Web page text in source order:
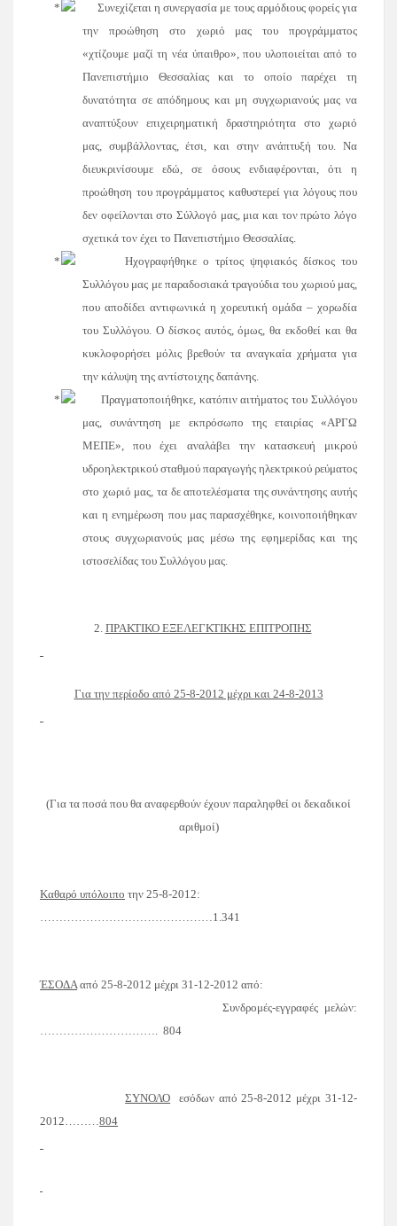
Συνεχίζεται η συνεργασία με τους αρμόδιους φορείς για
την προώθηση στο χωριό μας του προγράμματος
«χτίζουμε μαζί τη νέα ύπαιθρο», που υλοποιείται από το
Πανεπιστήμιο Θεσσαλίας και το οποίο παρέχει τη
δυνατότητα σε απόδημους και μη συγχωριανούς μας να
αναπτύξουν επιχειρηματική δραστηριότητα στο χωριό
μας, συμβάλλοντας, έτσι, και στην ανάπτυξή του. Να
διευκρινίσουμε εδώ, σε όσους ενδιαφέρονται, ότι η
προώθηση του προγράμματος καθυστερεί για λόγους που
δεν οφείλονται στο Σύλλογό μας, μια και τον πρώτο λόγο
σχετικά τον έχει το Πανεπιστήμιο Θεσσαλίας.
Ηχογραφήθηκε ο τρίτος ψηφιακός δίσκος του
Συλλόγου μας με παραδοσιακά τραγούδια του χωριού μας,
που αποδίδει αντιφωνικά η χορευτική ομάδα – χορωδία
του Συλλόγου. Ο δίσκος αυτός, όμως, θα εκδοθεί και θα
κυκλοφορήσει μόλις βρεθούν τα αναγκαία χρήματα για
την κάλυψη της αντίστοιχης δαπάνης.
Πραγματοποιήθηκε, κατόπιν αιτήματος του Συλλόγου
μας, συνάντηση με εκπρόσωπο της εταιρίας «ΑΡΓΩ
ΜΕΠΕ», που έχει αναλάβει την κατασκευή μικρού
υδροηλεκτρικού σταθμού παραγωγής ηλεκτρικού ρεύματος
στο χωριό μας, τα δε αποτελέσματα της συνάντησης αυτής
και η ενημέρωση που μας παρασχέθηκε, κοινοποιήθηκαν
στους συγχωριανούς μας μέσω της εφημερίδας και της
ιστοσελίδας του Συλλόγου μας.
2. ΠΡΑΚΤΙΚΟ ΕΞΕΛΕΓΚΤΙΚΗΣ ΕΠΙΤΡΟΠΗΣ
Για την περίοδο από 25-8-2012 μέχρι και 24-8-2013
(Για τα ποσά που θα αναφερθούν έχουν παραληφθεί οι δεκαδικοί
αριθμοί)
Καθαρό υπόλοιπο την 25-8-2012:
………………………………………1.341
ΈΣΟΔΑαπό 25-8-2012 μέχρι 31-12-2012 από:
Συνδρομές-εγγραφές μελών:
…………………………. 804
ΣΥΝΟΛΟ
εσόδων από 25-8-2012 μέχρι 31-12-
2012………804